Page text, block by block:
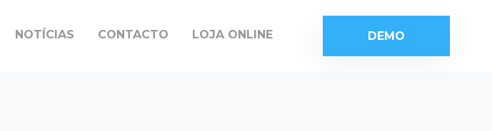
NOTÍCIAS CONTACTO LOJA ONLINE DEMO